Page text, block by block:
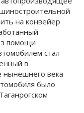
на конвейер
помощи
стал
в
нынешнего века
было